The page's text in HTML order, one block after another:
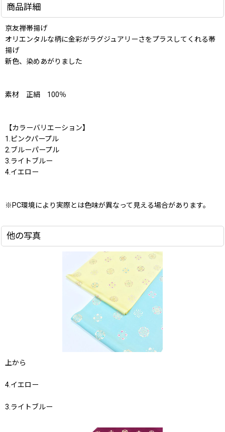
商品詳細
京友禅帯揚げ
オリエンタルな柄に金彩がラグジュアリーさをプラスしてくれる帯
揚げ
新色、染めあがりました
素材 正絹 100％
【カラーバリエーション】
1.ピンクパープル
2.ブルーパープル
3.ライトブルー
4.イエロー
※PC環境により実際とは色味が異なって見える場合があります。
他の写真
上から
4.イエロー
3.ライトブルー